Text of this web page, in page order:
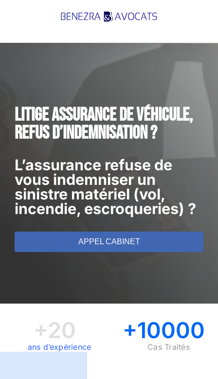
litige assurance de véhicule,
refus d’indemnisation ?
L’assurance refuse de
vous indemniser un
sinistre matériel (vol,
incendie, escroqueries) ?
APPEL CABINET
+20
ans d’expérience
+10000
Cas Traités